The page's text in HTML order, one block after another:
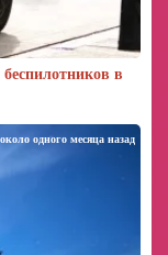
в
около одного месяца назад